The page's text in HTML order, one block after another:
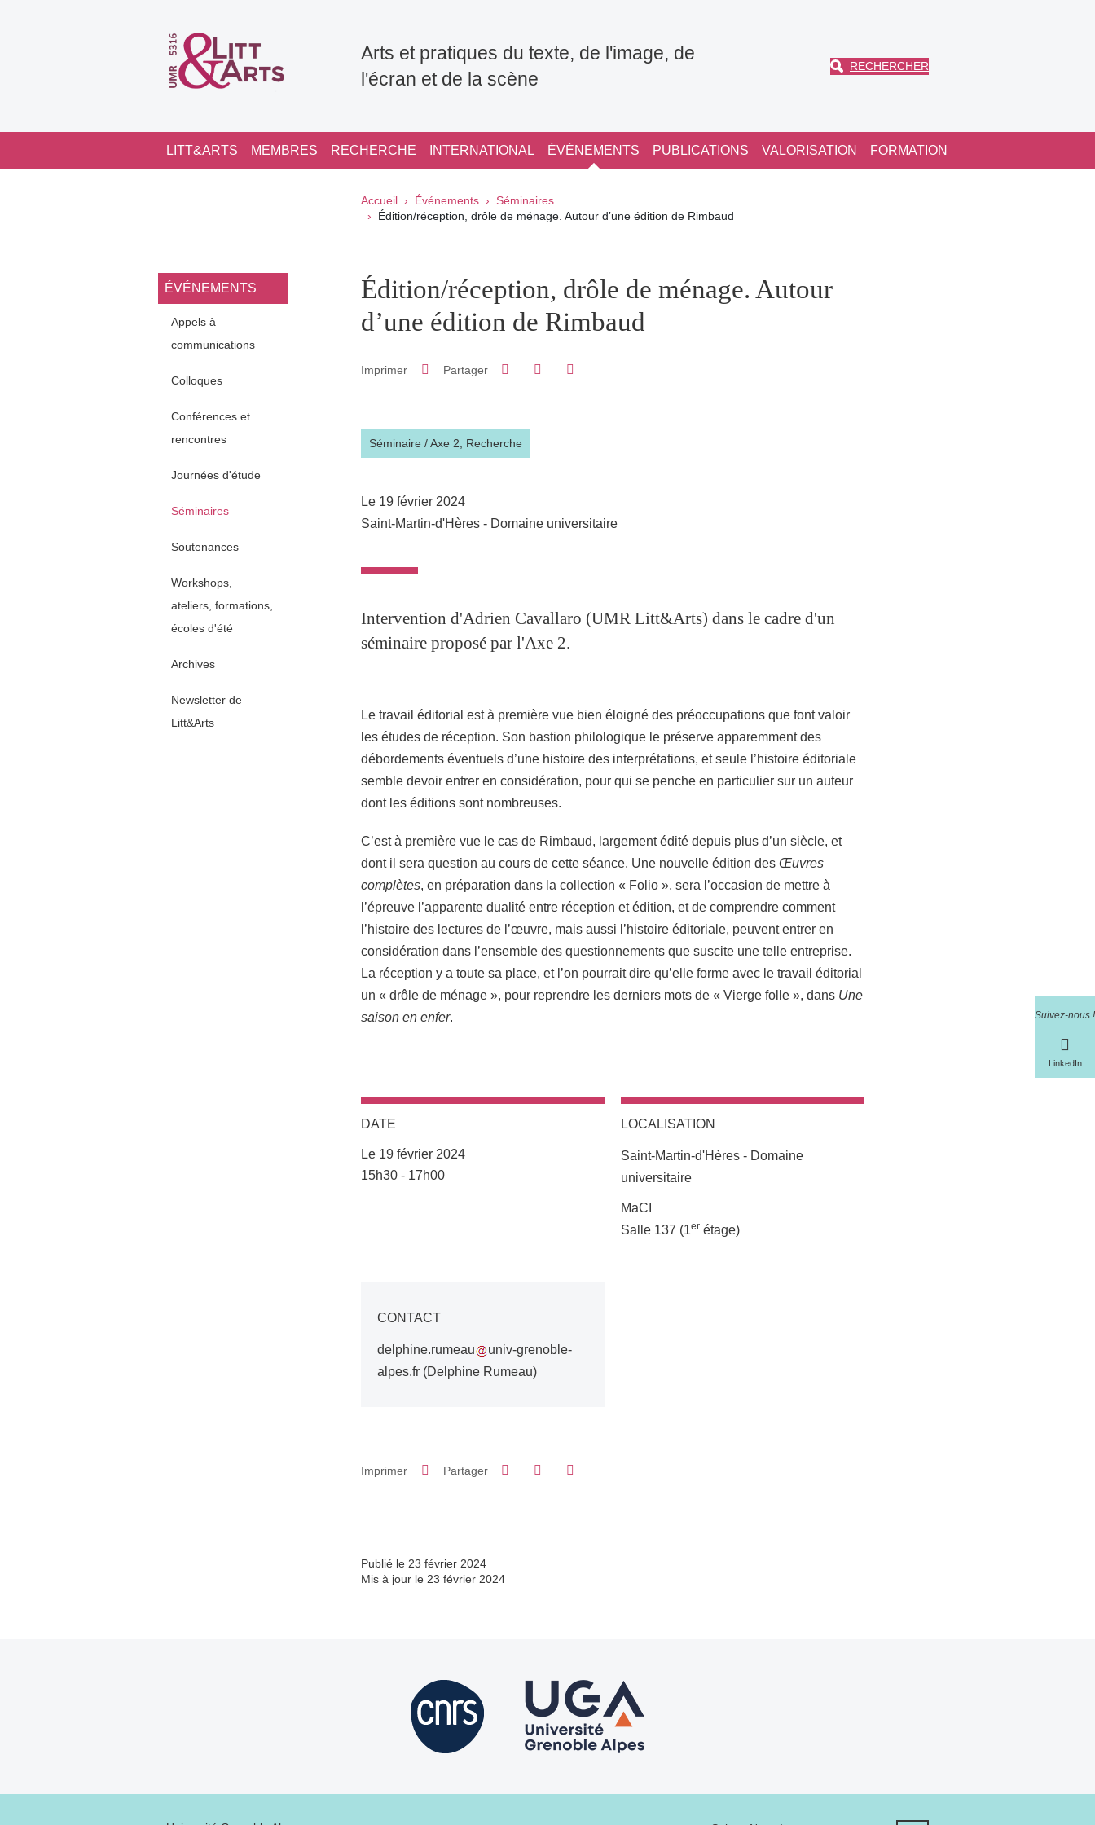
Suivez-nous !
LinkedIn
Arts et pratiques du texte, de l'image, de
l'écran et de la scène
RECHERCHER
Navigation principale
LITT&ARTS MEMBRES RECHERCHE INTERNATIONAL ÉVÉNEMENTS PUBLICATIONS VALORISATION FORMATION
Fil d'Ariane
Accueil Événements
Séminaires
Édition/réception, drôle de ménage. Autour d’une édition de Rimbaud
Navigation principale Sidebar
ÉVÉNEMENTS
Appels à
communications
Colloques
Conférences et
rencontres
Journées d'étude
Séminaires
Soutenances
Workshops,
ateliers, formations,
écoles d'été
Archives
Newsletter de
Litt&Arts
Édition/réception, drôle de ménage. Autour
d’une édition de Rimbaud
Imprimer Partager Partager sur Facebook
Partager sur LinkedIn
Séminaire /Axe 2, Recherche
Le 19 février 2024
Saint-Martin-d'Hères - Domaine universitaire
Intervention d'Adrien Cavallaro (UMR Litt&Arts) dans le cadre d'un
séminaire proposé par l'Axe 2.
Le travail éditorial est à première vue bien éloigné des préoccupations que font valoir
les études de réception. Son bastion philologique le préserve apparemment des
débordements éventuels d’une histoire des interprétations, et seule l’histoire éditoriale
semble devoir entrer en considération, pour qui se penche en particulier sur un auteur
dont les éditions sont nombreuses.
C’est à première vue le cas de Rimbaud, largement édité depuis plus d’un siècle, et
dont il sera question au cours de cette séance. Une nouvelle édition des Œuvres
complètes, en préparation dans la collection « Folio », sera l’occasion de mettre à
l’épreuve l’apparente dualité entre réception et édition, et de comprendre comment
l’histoire des lectures de l’œuvre, mais aussi l’histoire éditoriale, peuvent entrer en
considération dans l’ensemble des questionnements que suscite une telle entreprise.
La réception y a toute sa place, et l’on pourrait dire qu’elle forme avec le travail éditorial
un « drôle de ménage », pour reprendre les derniers mots de « Vierge folle », dans Une
saison en enfer.
DATE
Le 19 février 2024
Complément date
15h30 - 17h00
LOCALISATION
Saint-Martin-d'Hères - Domaine
universitaire
Complément lieu
MaCI
Salle 137 (1er étage)
CONTACT
delphine.rumeau
univ-grenoble-
alpes.fr(Delphine Rumeau)
Imprimer Partager Partager sur Facebook
Partager sur LinkedIn
Publié le 23 février 2024
Mis à jour le 23 février 2024